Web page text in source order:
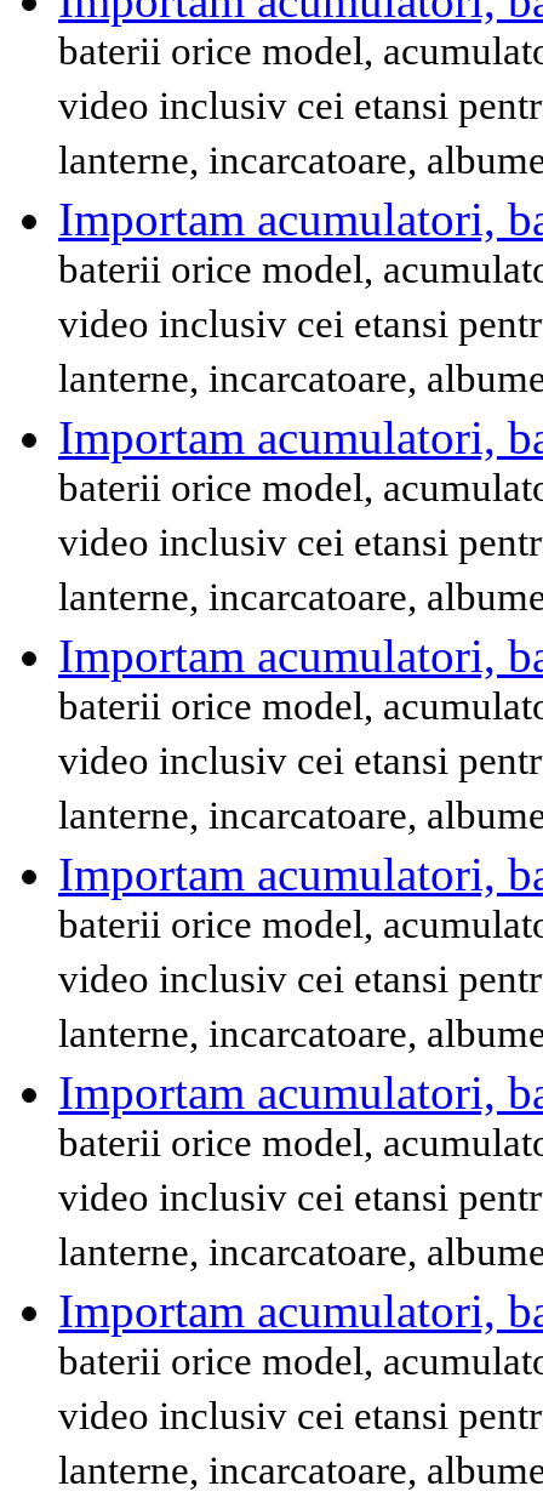
baterii orice model,
video inclusiv cei etansi
lanterne, incarcatoare,
Importam acumulatori,
baterii orice model,
video inclusiv cei etansi
lanterne, incarcatoare,
Importam acumulatori,
baterii orice model,
video inclusiv cei etansi
lanterne, incarcatoare,
Importam acumulatori,
baterii orice model,
video inclusiv cei etansi
lanterne, incarcatoare,
Importam acumulatori,
baterii orice model,
video inclusiv cei etansi
lanterne, incarcatoare,
Importam acumulatori,
baterii orice model,
video inclusiv cei etansi
lanterne, incarcatoare,
Importam acumulatori,
baterii orice model,
video inclusiv cei etansi
lanterne, incarcatoare,